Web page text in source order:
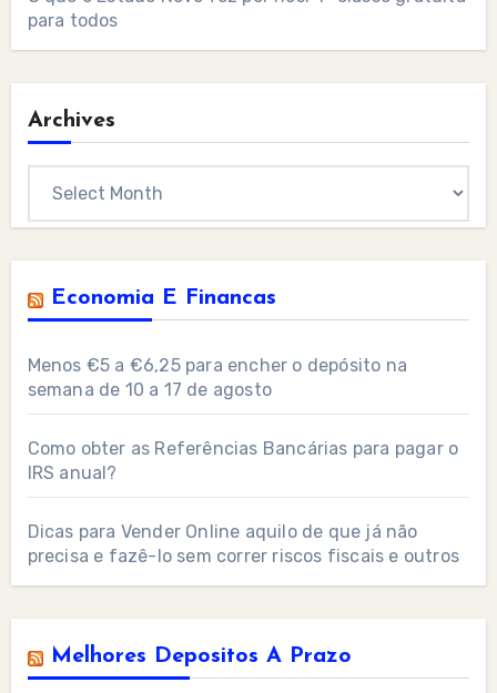
para todos
Archives
Economia E Financas
Menos €5 a €6,25 para encher o depósito na
semana de 10 a 17 de agosto
Como obter as Referências Bancárias para pagar o
IRS anual?
Dicas para Vender Online aquilo de que já não
precisa e fazê-lo sem correr riscos fiscais e outros
Melhores Depositos A Prazo